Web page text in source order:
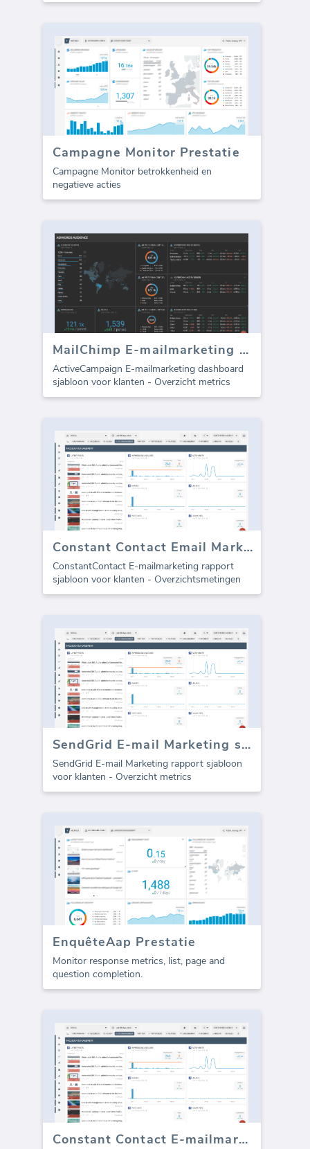
Campagne Monitor Prestatie
Campagne Monitor betrokkenheid en
negatieve acties
MailChimp E-mailmarketing dashboard
ActiveCampaign E-mailmarketing dashboard
sjabloon voor klanten - Overzicht metrics
Constant Contact Email Marketing sjabloon voor agentschappen (Rapport)
ConstantContact E-mailmarketing rapport
sjabloon voor klanten - Overzichtsmetingen
SendGrid E-mail Marketing sjabloon voor bureaus (Rapport)
SendGrid E-mail Marketing rapport sjabloon
voor klanten - Overzicht metrics
EnquêteAap Prestatie
Monitor response metrics, list, page and
question completion.
Constant Contact E-mailmarketing dashboard